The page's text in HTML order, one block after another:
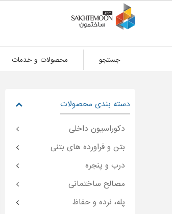
جستجو محصولات و خدمات
دسته بندی محصولات
دکوراسیون داخلی
بتن و فراورده های بتنی
درب و پنجره
مصالح ساختمانی
پله، نرده و حفاظ